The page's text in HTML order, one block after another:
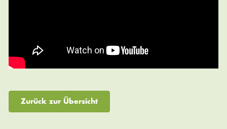
Zurück zur Übersicht